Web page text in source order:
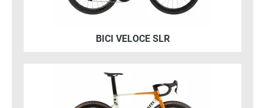
BICI VELOCE SLR